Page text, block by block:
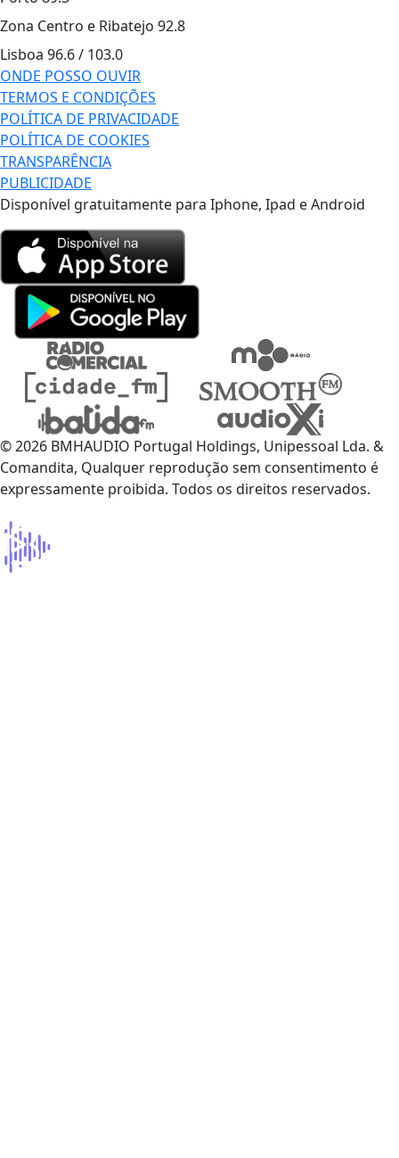
Zona Centro e Ribatejo 92.8
Lisboa 96.6 / 103.0
ONDE POSSO OUVIR
TERMOS E CONDIÇÕES
POLÍTICA DE PRIVACIDADE
POLÍTICA DE COOKIES
TRANSPARÊNCIA
PUBLICIDADE
Disponível gratuitamente para Iphone, Ipad e Android
© 2026 BMHAUDIO Portugal Holdings, Unipessoal Lda. &
Comandita, Qualquer reprodução sem consentimento é
expressamente proibida. Todos os direitos reservados.